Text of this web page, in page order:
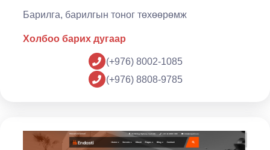
Барилга, барилгын тоног төхөөрөмж
Холбоо барих дугаар
(+976) 8002-1085
(+976) 8808-9785